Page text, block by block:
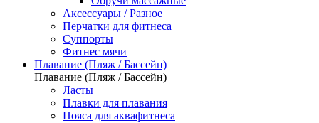
Аксессуары / Разное
Перчатки для фитнеса
Суппорты
Фитнес мячи
Плавание (Пляж / Бассейн)
Плавание (Пляж / Бассейн)
Ласты
Плавки для плавания
Пояса для аквафитнеса